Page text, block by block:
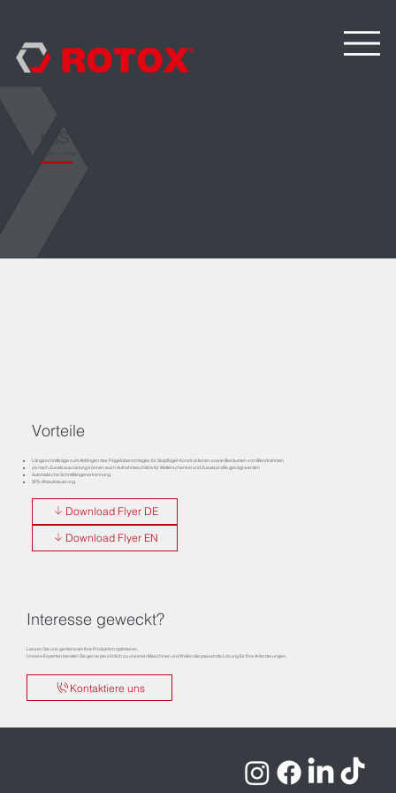
LSS 647
Vorteile
Längsschnittsäge zum Ablängen des Flügelüberschlages für Stulpflügel-Konstruktionen sowie Besäumen von Blendrahmen
Je nach Zusatzausrüstung können auch Aufnahmeschlitze für Wetterschenkel und Zusatzprofile gesägt werden
Automatische Schnittlängenerkennung
SPS-Ablaufsteuerung
Download Flyer DE
Download Flyer EN
Interesse geweckt?
Lassen Sie uns gemeinsam Ihre Produktion optimieren.
Unsere Experten beraten Sie gerne persönlich zu unseren Maschinen und finden die passende Lösung für Ihre Anforderungen.
Kontaktiere uns